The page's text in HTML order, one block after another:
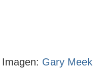
Imagen: Gary Meek